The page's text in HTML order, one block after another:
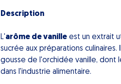
Description
L'arôme de vanille est un extrait
sucrée aux préparations culinaires.
gousse de l'orchidée vanille, dont
dans l'industrie alimentaire.